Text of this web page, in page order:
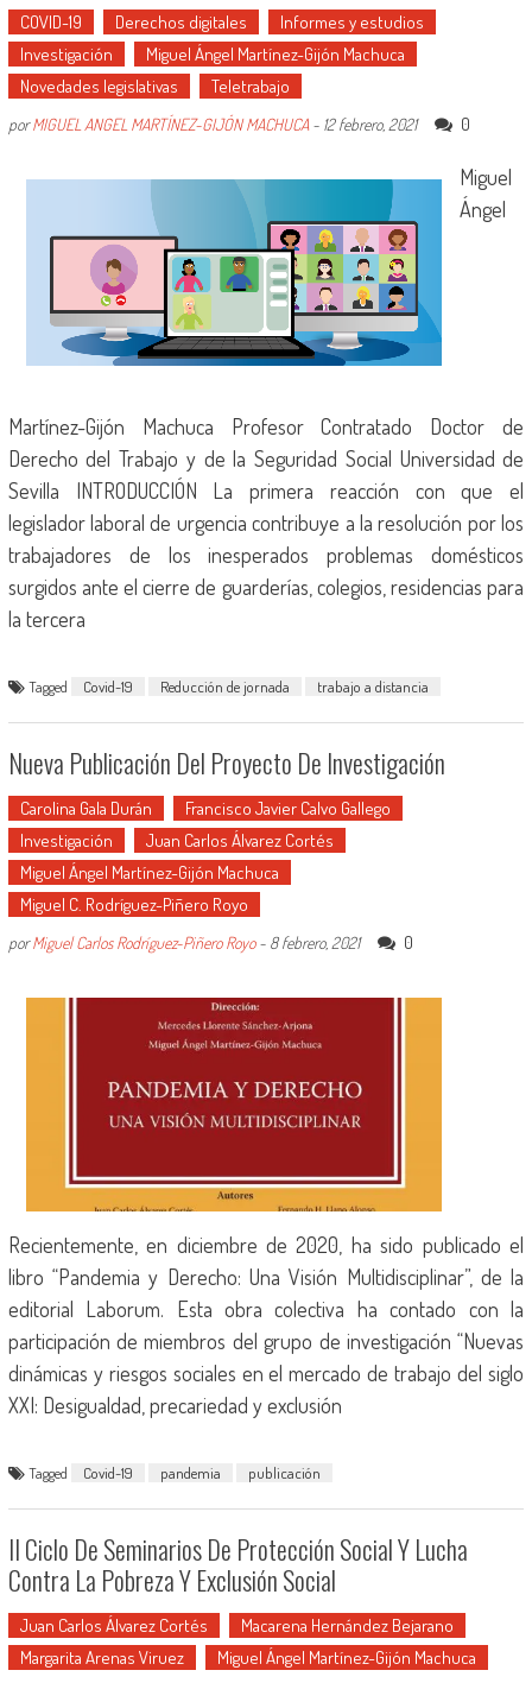
COVID-19 Derechos digitales
Informes y estudios
Investigación
Miguel Ángel Martínez-Gijón Machuca
Novedades legislativas
Teletrabajo
porMIGUEL ANGEL MARTÍNEZ-GIJÓN MACHUCA- 12 febrero, 2021 0
Miguel
Ángel
Martínez-Gijón Machuca Profesor Contratado Doctor de
Derecho del Trabajo y de la Seguridad Social Universidad de
Sevilla INTRODUCCIÓN La primera reacción con que el
legislador laboral de urgencia contribuye a la resolución por los
trabajadores de los inesperados problemas domésticos
surgidos ante el cierre de guarderías, colegios, residencias para
la tercera
Tagged Covid-19 Reducción de jornada trabajo a distancia
Nueva Publicación Del Proyecto De Investigación
Carolina Gala Durán
Francisco Javier Calvo Gallego
Investigación
Juan Carlos Álvarez Cortés
Miguel Ángel Martínez-Gijón Machuca
Miguel C. Rodríguez-Piñero Royo
porMiguel Carlos Rodríguez-Piñero Royo- 8 febrero, 2021 0
Recientemente, en diciembre de 2020, ha sido publicado el
libro “Pandemia y Derecho: Una Visión Multidisciplinar”, de la
editorial Laborum. Esta obra colectiva ha contado con la
participación de miembros del grupo de investigación “Nuevas
dinámicas y riesgos sociales en el mercado de trabajo del siglo
XXI: Desigualdad, precariedad y exclusión
Tagged Covid-19 pandemia publicación
II Ciclo De Seminarios De Protección Social Y Lucha
Contra La Pobreza Y Exclusión Social
Juan Carlos Álvarez Cortés
Macarena Hernández Bejarano
Margarita Arenas Viruez
Miguel Ángel Martínez-Gijón Machuca